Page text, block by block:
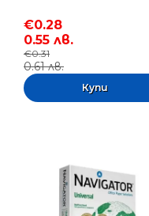
€0.28
0.55 лв.
€0.31
0.61 лв.